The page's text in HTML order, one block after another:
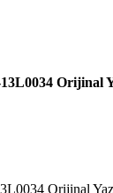
Orijinal
Orijinal